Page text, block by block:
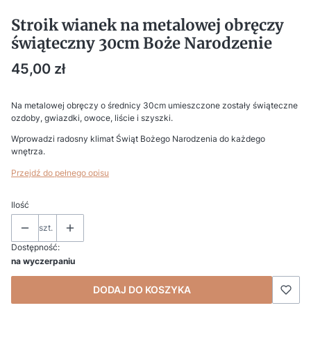
Stroik wianek na metalowej obręczy
świąteczny 30cm Boże Narodzenie
Cena
45,00 zł
Na metalowej obręczy o średnicy 30cm umieszczone zostały świąteczne
ozdoby, gwiazdki, owoce, liście i szyszki.
Wprowadzi radosny klimat Świąt Bożego Narodzenia do każdego
wnętrza.
Przejdź do pełnego opisu
Ilość
szt.
Dostępność:
na wyczerpaniu
DODAJ DO KOSZYKA